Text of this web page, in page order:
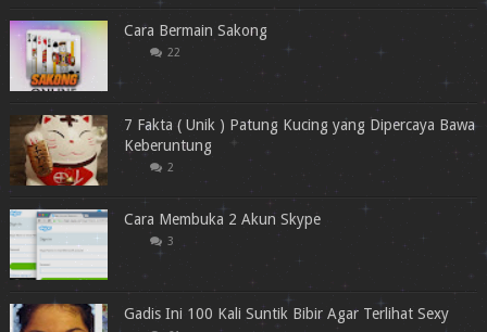
Cara Bermain Sakong
22
7 Fakta ( Unik ) Patung Kucing yang Dipercaya Bawa
Keberuntung
2
Cara Membuka 2 Akun Skype
3
Gadis Ini 100 Kali Suntik Bibir Agar Terlihat Sexy